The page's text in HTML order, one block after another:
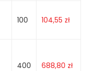
100 104,55 zł
400 688,80 zł